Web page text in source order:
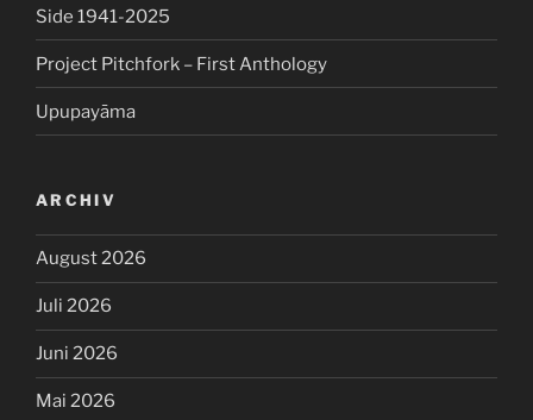
Side 1941-2025
Project Pitchfork – First Anthology
Upupayāma
ARCHIV
August 2026
Juli 2026
Juni 2026
Mai 2026